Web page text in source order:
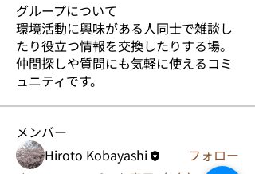
グループについて
環境活動に興味がある人同士で雑談し
たり役立つ情報を交換したりする場。
仲間探しや質問にも気軽に使えるコミ
ュニティです。
メンバー
Hiroto Kobayashi
フォロー